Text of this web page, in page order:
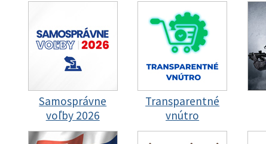
Samosprávne
voľby 2026
Transparentné
vnútro